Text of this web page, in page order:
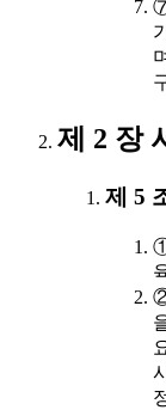
제 2 장
제 5